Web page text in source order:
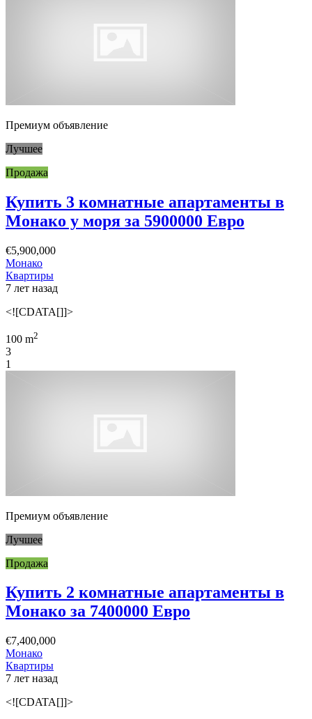
Премиум объявление
Лучшее
Продажа
Купить 3 комнатные апартаменты в
Монако у моря за 5900000 Евро
€5,900,000
Монако
Квартиры
7 лет назад
<![CDATA[]]>
100 m2
3
1
Премиум объявление
Лучшее
Продажа
Купить 2 комнатные апартаменты в
Монако за 7400000 Евро
€7,400,000
Монако
Квартиры
7 лет назад
<![CDATA[]]>